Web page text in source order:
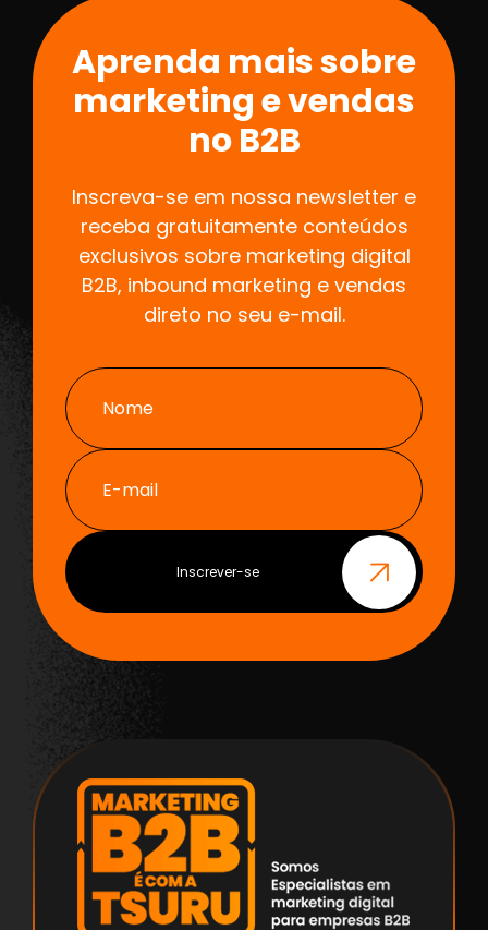
Aprenda mais sobre
marketing e vendas
no B2B
Inscreva-se em nossa newsletter e
receba gratuitamente conteúdos
exclusivos sobre marketing digital
B2B, inbound marketing e vendas
direto no seu e-mail.
Nome
E-mail
Inscrever-se